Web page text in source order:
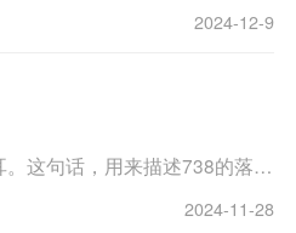
2024-12-9
古人云，此无它，唯手熟耳。这句话，用来描述738的落地操控，正为贴切。 玩PMDG的B738，按照现在的水平，全部用自动飞行，降落没有问题。只要是在落地前，300英尺高度以下，距离1NM以内，断开自动驾驶开关，即可平安落地，但是，如果距离再远些，高度再高一...
2024-11-28